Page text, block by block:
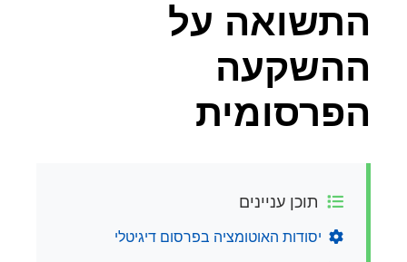
התשואה על
ההשקעה
הפרסומית
תוכן עניינים
יסודות האוטומציה בפרסום דיגיטלי